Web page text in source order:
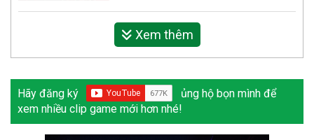
Xem thêm
Hãy đăng ký
ủng hộ bọn mình để
xem nhiều clip game mới hơn nhé!